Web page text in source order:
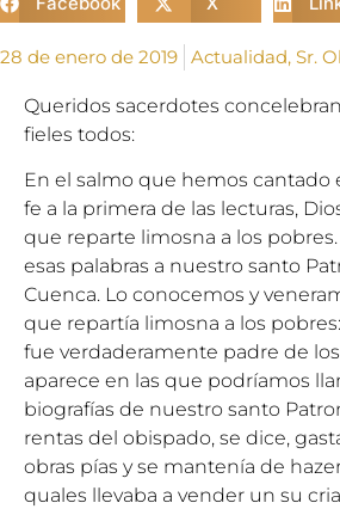
28 de enero de 2019 Actualidad, Sr.
Queridos sacerdotes
fieles todos:
En el salmo que hemos cantado
fe a la primera de las lecturas,
que reparte limosna a los
esas palabras a nuestro santo
Cuenca. Lo conocemos y
que repartía limosna a los
fue verdaderamente padre de
aparece en las que podríamos
biografías de nuestro santo
rentas del obispado, se dice,
obras pías y se mantenía de
quales llevaba a vender un su